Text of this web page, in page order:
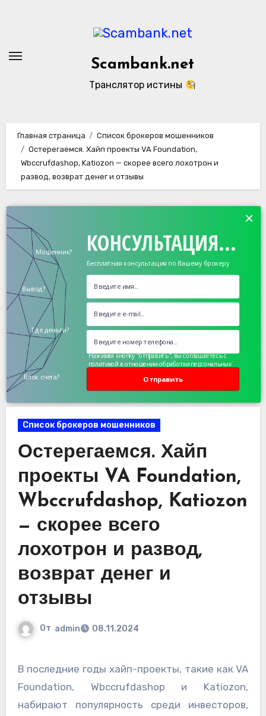
Scambank.net
Транслятор истины
Главная страница
Список брокеров мошенников
Остерегаемся. Хайп проекты VA Foundation,
Wbccrufdashop, Katiozon — скорее всего лохотрон и
развод, возврат денег и отзывы
КОНСУЛЬТАЦИЯ...
Бесплатная консультация по Вашему брокеру
Мошенник?
Вывод?
Где деньги?
Блок счета? Отправить
×
Нажимая кнопку "отправить", вы соглашаетесь с
политикой в отношении обработки персональных
Список брокеров мошенников
Остерегаемся. Хайп
проекты VA Foundation,
Wbccrufdashop, Katiozon
— скорее всего
лохотрон и развод,
возврат денег и
отзывы
От admin 08.11.2024
В последние годы хайп-проекты, такие как VA
Foundation, Wbccrufdashop и Katiozon,
набирают популярность среди инвесторов,